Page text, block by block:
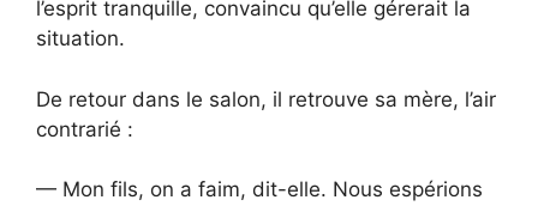
l’esprit tranquille, convaincu qu’elle gérerait la
situation.
De retour dans le salon, il retrouve sa mère, l’air
contrarié :
— Mon fils, on a faim, dit-elle. Nous espérions